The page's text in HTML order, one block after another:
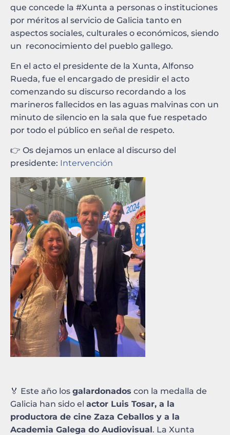
que concede la #Xunta a personas o instituciones
por méritos al servicio de Galicia tanto en
aspectos sociales, culturales o económicos, siendo
un reconocimiento del pueblo gallego.
En el acto el presidente de la Xunta, Alfonso
Rueda, fue el encargado de presidir el acto
comenzando su discurso recordando a los
marineros fallecidos en las aguas malvinas con un
minuto de silencio en la sala que fue respetado
por todo el público en señal de respeto.
👉 Os dejamos un enlace al discurso del
presidente: Intervención
🏅 Este año los galardonados con la medalla de
Galicia han sido el actor Luis Tosar, a la
productora de cine Zaza Ceballos y a la
Academia Galega do Audiovisual. La Xunta